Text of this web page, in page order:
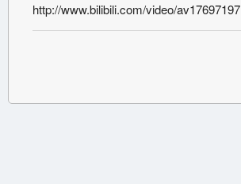
http://www.bilibili.com/video/av17697197